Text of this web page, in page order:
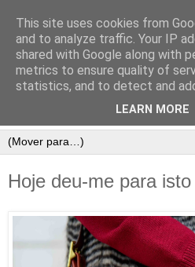
Hoje deu-me para
This site uses cookies from
and to analyze traffic. Your IP
shared with Google along with
metrics to ensure quality of
statistics, and to detect and
LEARN MORE